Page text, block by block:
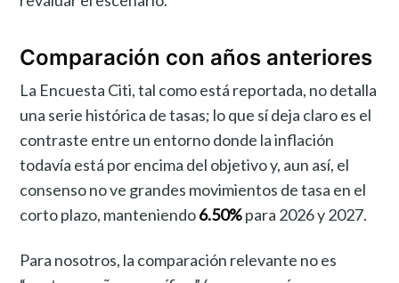
Comparación con años anteriores
La Encuesta Citi, tal como está reportada, no detalla
una serie histórica de tasas; lo que sí deja claro es el
contraste entre un entorno donde la inflación
todavía está por encima del objetivo y, aun así, el
consenso no ve grandes movimientos de tasa en el
corto plazo, manteniendo6.50%para 2026 y 2027.
Para nosotros, la comparación relevante no es